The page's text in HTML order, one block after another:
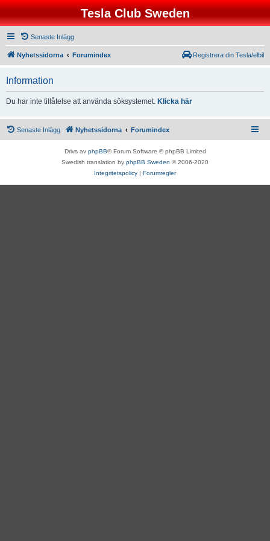
Tesla Club Sweden
Senaste Inlägg
Nyhetssidorna Forumindex Registrera din Tesla/elbil
Information
Du har inte tillåtelse att använda söksystemet. Klicka här
Senaste Inlägg Nyhetssidorna Forumindex
Drivs av phpBB® Forum Software © phpBB Limited
Swedish translation by phpBB Sweden © 2006-2020
Integritetspolicy | Forumregler